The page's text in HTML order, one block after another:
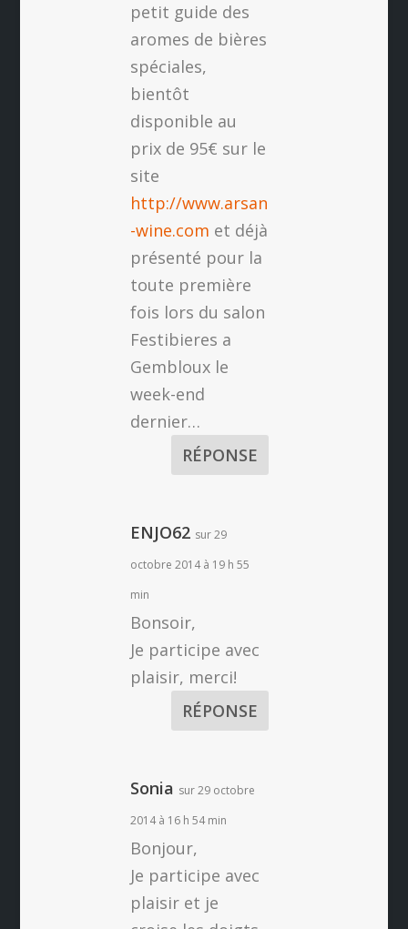
petit guide des
aromes de bières
spéciales,
bientôt
disponible au
prix de 95€ sur le
site
http://www.arsan
-wine.com et déjà
présenté pour la
toute première
fois lors du salon
Festibieres a
Gembloux le
week-end
dernier…
RÉPONSE
ENJO62 sur 29
octobre 2014 à 19 h 55
min
Bonsoir,
Je participe avec
plaisir, merci!
RÉPONSE
Sonia sur 29 octobre
2014 à 16 h 54 min
Bonjour,
Je participe avec
plaisir et je